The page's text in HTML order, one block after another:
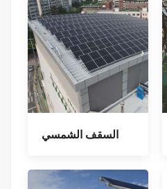
السقف الشمسي